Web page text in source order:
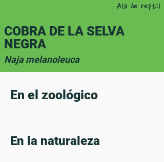
Ala de reptil
COBRA DE LA SELVA
NEGRA
Naja melanoleuca
En el zoológico
En la naturaleza